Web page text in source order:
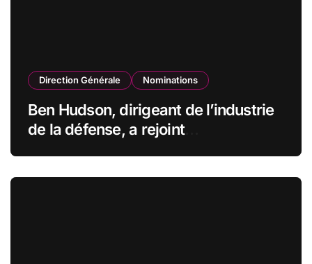
Direction Générale Nominations
Ben Hudson, dirigeant de l’industrie
de la défense, a rejoint